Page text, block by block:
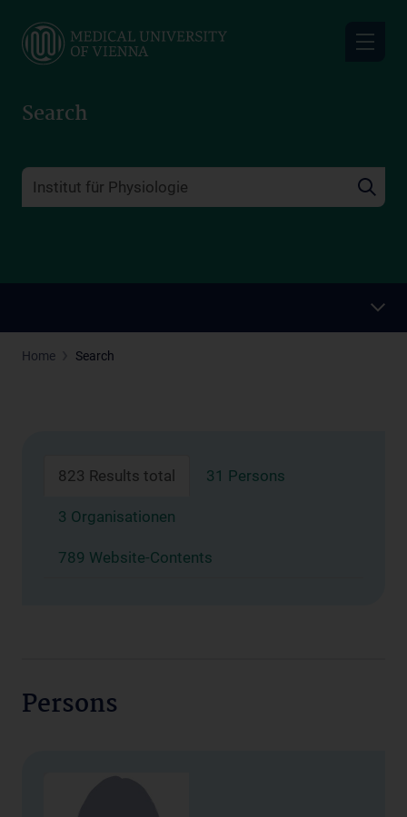
main
Search
Home Search
823 Results total 31 Persons
3 Organisationen
789 Website-Contents
Persons